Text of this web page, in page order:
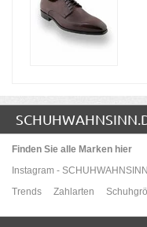
Finden Sie alle Marken hier
Instagram -
Trends
Zahlarten